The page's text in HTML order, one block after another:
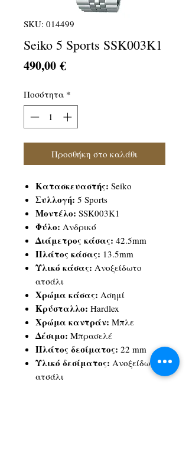
SKU: 014499
Seiko 5 Sports SSK003K1
490,00 €Τιμή
Ποσότητα *
Προσθήκη στο καλάθι
Κατασκευαστής: Seiko
Συλλογή: 5 Sports
Μοντέλο: SSK003K1
Φύλο: Ανδρικό
Διάμετρος κάσας: 42.5mm
Πλάτος κάσας: 13.5mm
Υλικό κάσας: Ανοξείδωτο
ατσάλι
Χρώμα κάσας: Ασημί
Κρύσταλλο: Hardlex
Χρώμα καντράν: Μπλε
Δέσιμο: Μπρασελέ
Πλάτος δεσίματος: 22 mm
Υλικό δεσίματος: Ανοξείδωτο
ατσάλι